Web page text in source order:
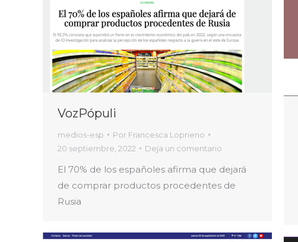
VozPópuli
medios-esp Por Francesca Loprieno
20 septiembre, 2022
Deja un comentario
El 70% de los españoles afirma que dejará
de comprar productos procedentes de
Rusia